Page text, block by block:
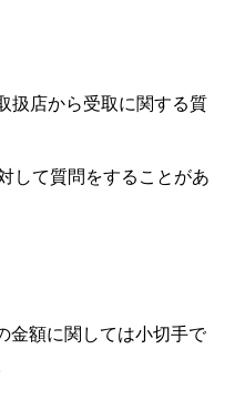
扱店から受取に関する質
して質問をすることがあ
金額に関しては小切手で